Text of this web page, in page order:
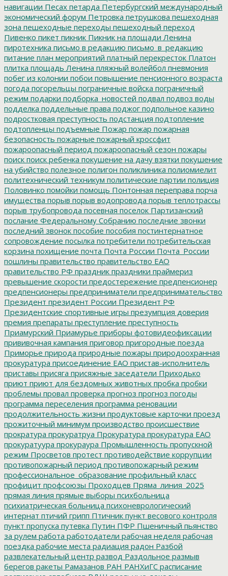
навигации Песах петарда Петербургский международный
экономический форум Петровка петрушкова пешеходная
зона пешеходные переходы пешеходный переход
Пивенко пикет пикник Пикник на площади Ленина
пиротехника письмо в редакцию письмо_в_редакцию
питание план мероприятий платный перекресток Платон
плитка площадь Ленина пляжный волейбол пневмония
побег из колонии побои повышение пенсионного возраста
погода погорельцы пограничные войска пограничный
режим подарки подборка_новостей подвал подвоз воды
подделка поддельные права поджог подпольное казино
подростковая преступность подстанция подтопление
подтопленцы подъемные Пожар пожар пожарная
безопасность пожарные пожарный кроссфит
пожароопасный период пожароопасный сезон пожары
поиск поиск ребенка покушение на дачу взятки покушение
на убийство полезное полигон поликлиника полиомиелит
политехнический техникум политические партии полиция
Половинко помойки помощь Понтонная переправа порча
имущества порыв порыв водопровода порыв теплотрассы
порыв трубопровода посевная поселок Партизанский
послание Федеральному Собранию последние звонки
последний звонок пособие пособия постинтернатное
сопровождение посылка потребители потребительская
корзина похищение почта Почта России Почта_России
пошлины правительство правительство ЕАО
правительство РФ праздник праздники праймериз
превышение скорости предостережение предпенсионер
предпенсионеры предприниматели предпринимательство
Президент президент России Президент РФ
Президентские спортивные игры презумпция доверия
премия препараты преступление преступность
Приамурский Приамурье приборы фотовидеофиксации
прививочная кампания приговор пригородные поезда
Приморье природа природные пожары природоохранная
прокуратура присоединение ЕАО пристав-исполнитель
приставы присяга присяжные заседатели Приходько
приют приют для бездомных животных пробка пробки
проблемы провал проверка прогноз прогноз погоды
программа переселения программа реновации
продолжительность жизни продуктовые карточки проезд
прожиточный минимум производство происшествие
прократура прокуратруа Прокуратура прокуратура ЕАО
прокуратуура прокураура Промышленность пропускной
режим Просветов протест противодействие коррупции
противопожарный период противопожарный режим
профессиональное_образование профильный класс
профицит профсоюзы Проходцев Пряма_линия_2025
прямая линия прямые выборы психбольница
психиатрическая больница психоневрологический
интернат птичий грипп Птичник пункт весового контроля
пункт пропуска путевка Путин ПФР Пшеничный пьянство
за рулем работа работодатели рабочая неделя рабочая
поездка рабочие места радиация радон Разбой
развлекательный центр развод Раздольное размыв
берегов ракеты Рамазанов РАН РАНХиГС расписание